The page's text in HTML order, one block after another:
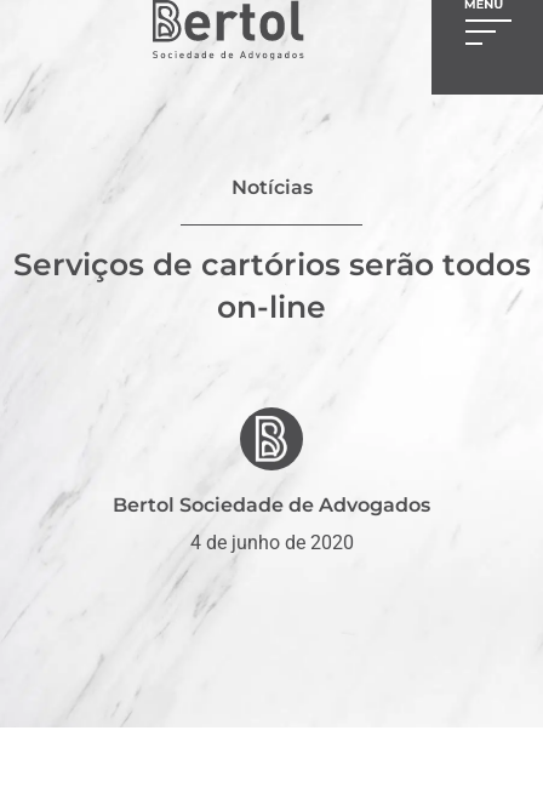
Notícias
Serviços de cartórios serão todos
on-line
Bertol Sociedade de Advogados
4 de junho de 2020